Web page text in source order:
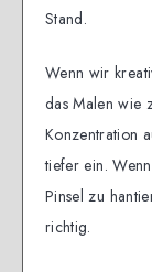
Stand.
Wenn wir
das Malen wie
Konzentration
tiefer ein.
Pinsel zu
richtig.